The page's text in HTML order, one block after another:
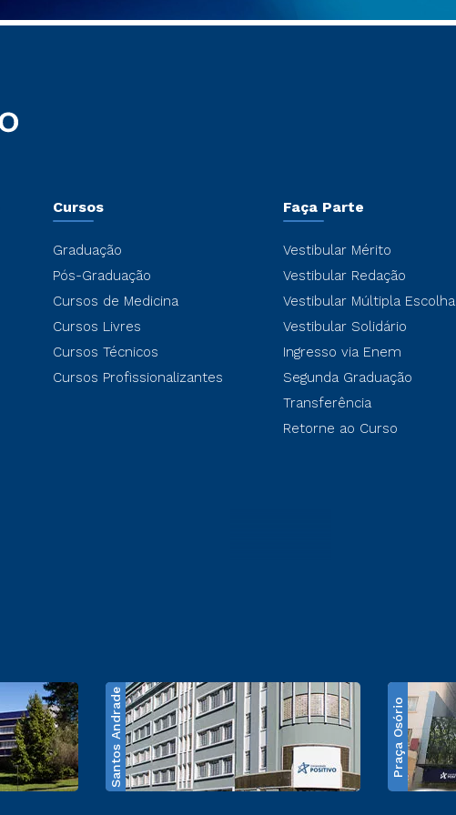
Cursos
Graduação
Pós-Graduação
Cursos de Medicina
Cursos Livres
Cursos Técnicos
Cursos Profissionalizantes
Faça Parte
Vestibular Mérito
Vestibular Redação
Vestibular Múltipla Escolha
Vestibular Solidário
Ingresso via Enem
Segunda Graduação
Transferência
Retorne ao Curso
Santos Andrade Praça Osório